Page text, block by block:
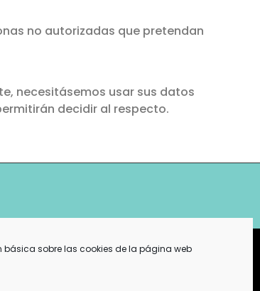
sobre las cookies de la página web
no autorizadas que pretendan
necesitásemos usar sus datos
decidir al respecto.